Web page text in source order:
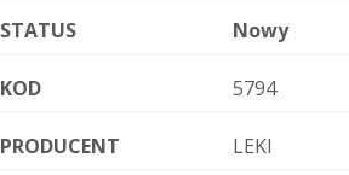
STATUS Nowy
KOD 5794
PRODUCENT LEKI